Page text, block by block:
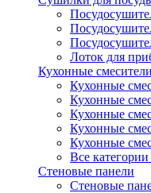
Лоток для
Кухонные смесители
Кухонные
Кухонные
Кухонные
Кухонные
Кухонные
Все
Стеновые панели
Стеновые